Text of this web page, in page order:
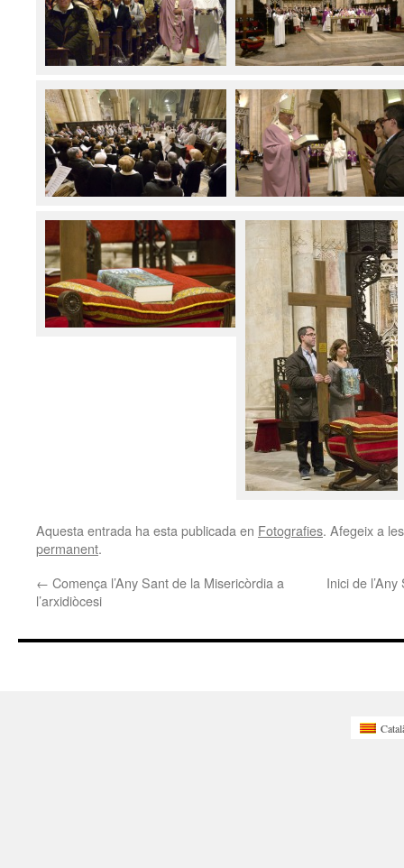
Aquesta entrada ha esta publicada en Fotografies. Afegeix a
permanent.
← Comença l’Any Sant de la Misericòrdia a
l’arxidiòcesi
Inici de